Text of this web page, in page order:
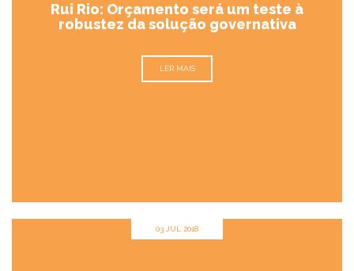
Rui Rio: Orçamento será um teste à
robustez da solução governativa
LER MAIS
03 JUL 2018